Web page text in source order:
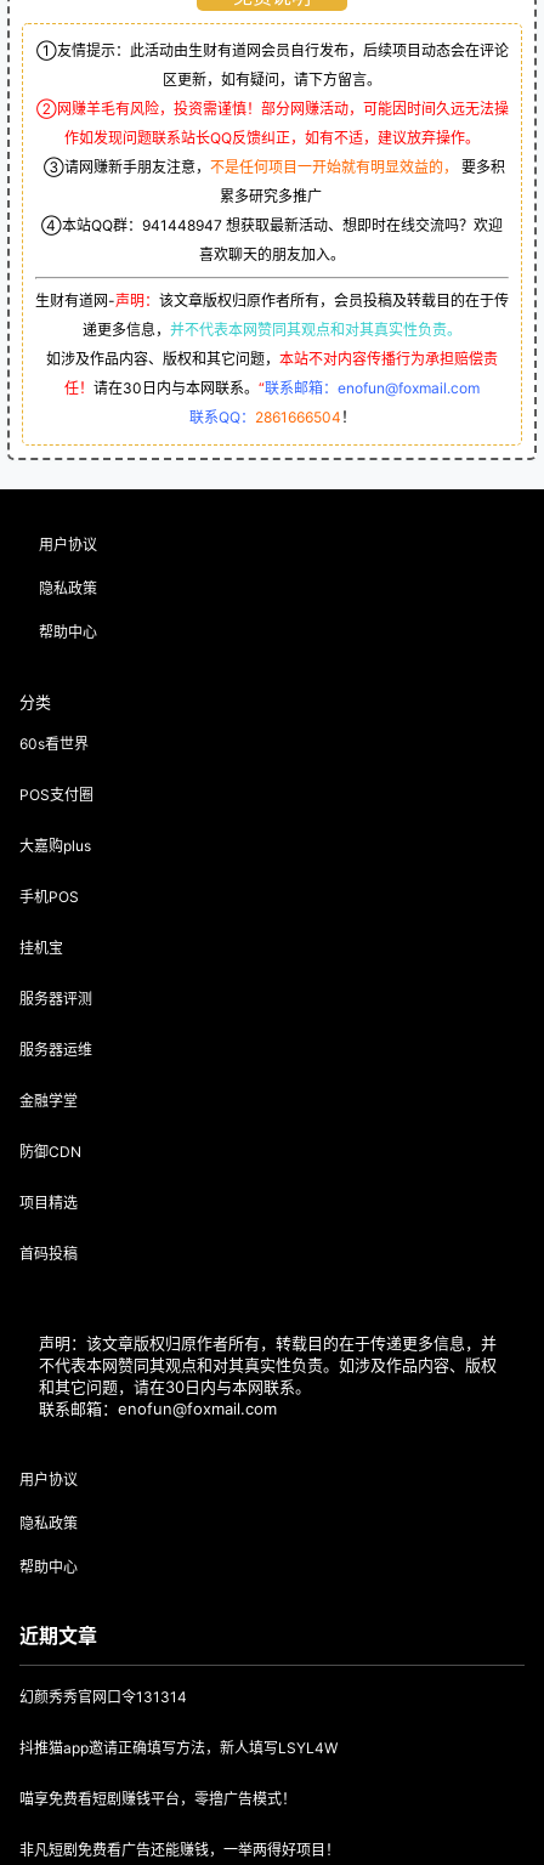
①友情提示：此活动由生财有道网会员自行发布，后续项目动态会在评论
区更新，如有疑问，请下方留言。
②网赚羊毛有风险，投资需谨慎！部分网赚活动，可能因时间久远无法操
作如发现问题联系站长QQ反馈纠正，如有不适，建议放弃操作。
③请网赚新手朋友注意， 不是任何项目一开始就有明显效益的，
要多积
累多研究多推广
④本站QQ群： 941448947 想获取最新活动、想即时在线交流吗？欢迎
喜欢聊天的朋友加入。
生财有道网-声明： 该文章版权归原作者所有，会员投稿及转载目的在于传
递更多信息， 并不代表本网赞同其观点和对其真实性负责。
如涉及作品内容、版权和其它问题， 本站不对内容传播行为承担赔偿责
任！ 请在30日内与本网联系。 “联系邮箱：enofun@foxmail.com
联系QQ： 2861666504 ！
用户协议
隐私政策
帮助中心
分类
60s看世界
POS支付圈
大嘉购plus
手机POS
挂机宝
服务器评测
服务器运维
金融学堂
防御CDN
项目精选
首码投稿
声明：该文章版权归原作者所有，转载目的在于传递更多信息，并
不代表本网赞同其观点和对其真实性负责。如涉及作品内容、版权
和其它问题，请在30日内与本网联系。
联系邮箱：enofun@foxmail.com
用户协议
隐私政策
帮助中心
近期文章
幻颜秀秀官网口令131314
抖推猫app邀请正确填写方法，新人填写LSYL4W
喵享免费看短剧赚钱平台，零撸广告模式！
非凡短剧免费看广告还能赚钱，一举两得好项目！